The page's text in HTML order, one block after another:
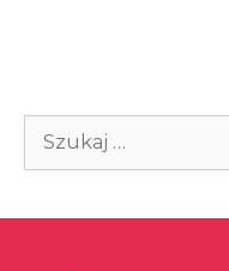
Szukaj: